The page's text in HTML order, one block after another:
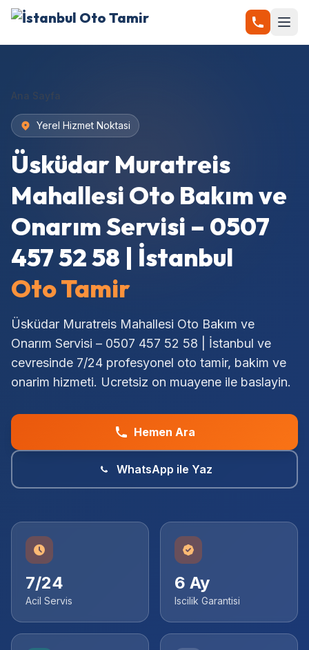
Ana Sayfa
Yerel Hizmet Noktasi
Üsküdar Muratreis
Mahallesi Oto Bakım ve
Onarım Servisi – 0507
457 52 58 | İstanbul
Oto Tamir
Üsküdar Muratreis Mahallesi Oto Bakım ve
Onarım Servisi – 0507 457 52 58 | İstanbul ve
cevresinde 7/24 profesyonel oto tamir, bakim ve
onarim hizmeti. Ucretsiz on muayene ile baslayin.
Hemen Ara
WhatsApp ile Yaz
7/24
Acil Servis
6 Ay
Iscilik Garantisi